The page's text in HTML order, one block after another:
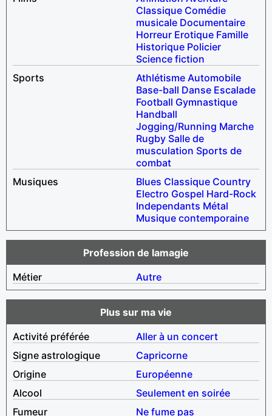
Classique Comédie
musicale Documentaire
Horreur Erotique Famille
Historique Policier
Science fiction
Sports
Athlétisme Automobile
Base-ball Danse Escalade
Football Gymnastique
Handball
Jogging/Running Marche
Rugby Salle de
musculation Sports de
combat
Musiques
Blues Classique Country
Electro Gospel Hard-Rock
Independants Métal
Musique contemporaine
Profession de lamagie
Métier
Autre
Plus sur ma vie
Activité préférée
Aller à un concert
Signe astrologique
Capricorne
Origine
Européenne
Alcool
Seulement en soirée
Fumeur
Ne fume pas